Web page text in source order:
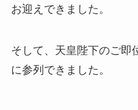
お迎えできました。
そして、天皇陛下のご即
に参列できました。